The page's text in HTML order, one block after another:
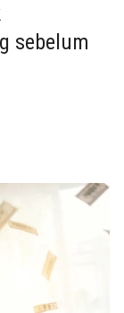
sebelum